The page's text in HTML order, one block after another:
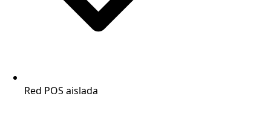
Red POS aislada